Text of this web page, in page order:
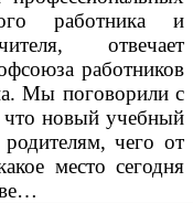
работника и
отвечает
работников
Мы поговорили с
что новый учебный
чего от
место сегодня